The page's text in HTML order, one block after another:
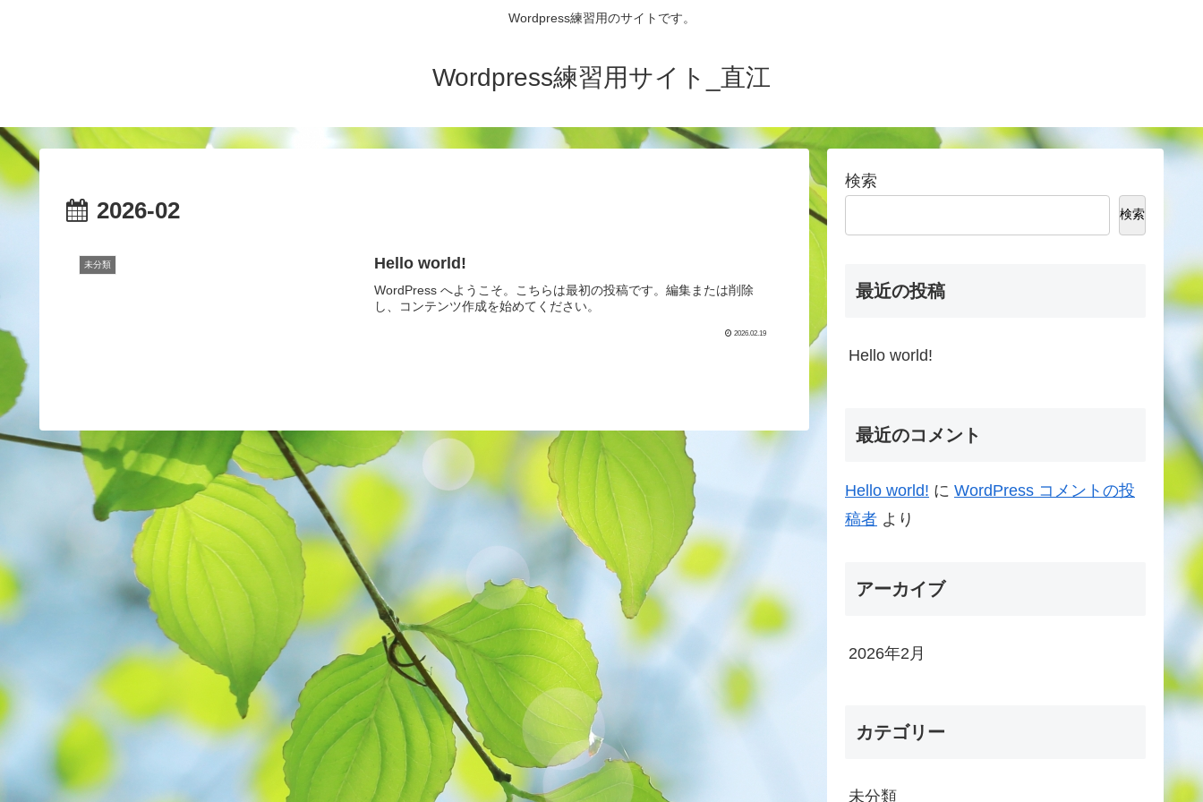
Wordpress練習用のサイトです。
Wordpress練習用サイト_直江
2026-02
未分類 Hello world!
WordPress へようこそ。こちらは最初の投稿です。編集または削除
し、コンテンツ作成を始めてください。
2026.02.19
検索
検索
最近の投稿
Hello world!
最近のコメント
Hello world! に WordPress コメントの投
稿者 より
アーカイブ
2026年2月
カテゴリー
未分類